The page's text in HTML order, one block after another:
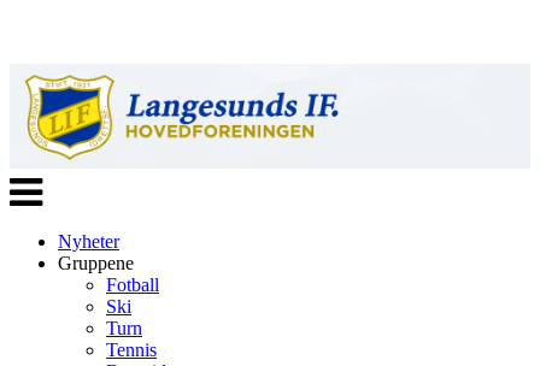
Veksle
navigasjon
Nyheter
Gruppene
Fotball
Ski
Turn
Tennis